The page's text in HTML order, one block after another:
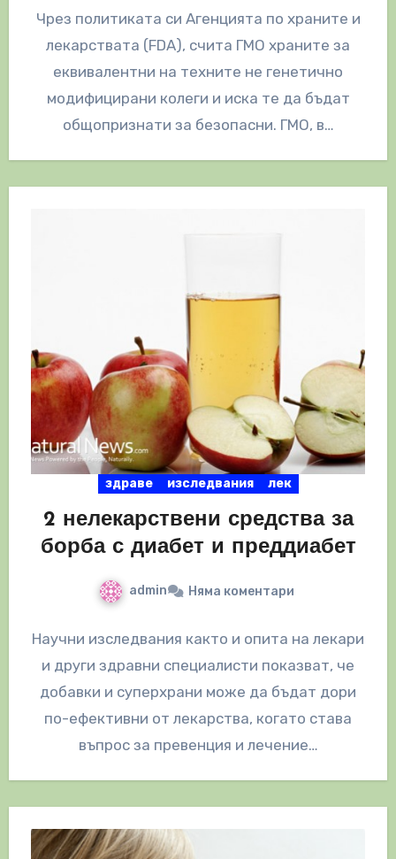
Чрез политиката си Агенцията по храните и
лекарствата (FDA), счита ГМО храните за
еквивалентни на техните не генетично
модифицирани колеги и иска те да бъдат
общопризнати за безопасни. ГМО, в…
здраве изследвания лек
2 нелекарствени средства за
борба с диабет и преддиабет
admin Няма коментари
Научни изследвания както и опита на лекари
и други здравни специалисти показват, че
добавки и суперхрани може да бъдат дори
по-ефективни от лекарства, когато става
въпрос за превенция и лечение…